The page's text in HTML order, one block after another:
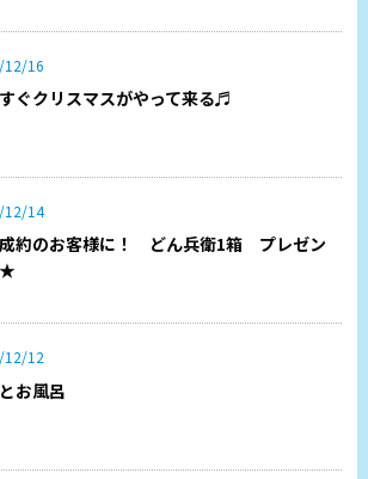
12/16
ぐクリスマスがやって来る♬
12/14
約のお客様に！ どん兵衛1箱 プレゼン
★
12/12
お風呂